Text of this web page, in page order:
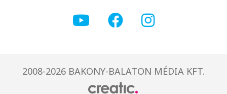
2008-2026 BAKONY-BALATON MÉDIA KFT.